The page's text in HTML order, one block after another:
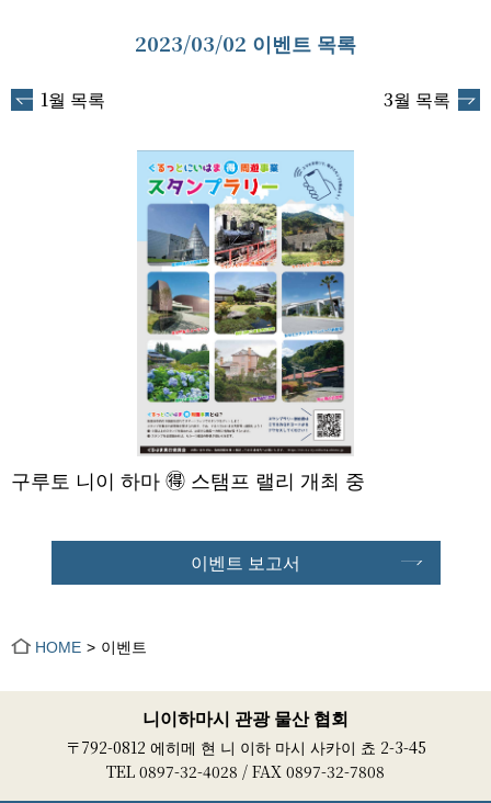
2023/03/02 이벤트 목록
1월 목록 3월 목록
구루토 니이 하마 🉐 스탬프 랠리 개최 중
이벤트 보고서
HOME 이벤트
니이하마시 관광 물산 협회
〒792-0812 에히메 현 니 이하 마시 사카이 쵸 2-3-45
TEL 0897-32-4028 / FAX 0897-32-7808